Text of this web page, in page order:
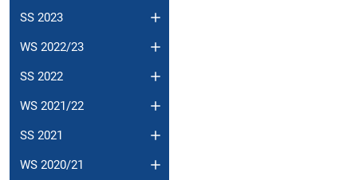
SS 2023
WS 2022/23
SS 2022
WS 2021/22
SS 2021
WS 2020/21